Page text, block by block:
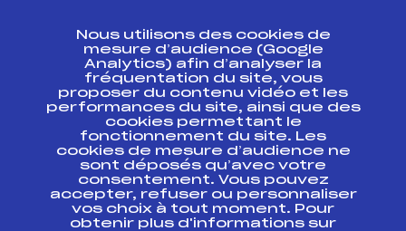
Ressources
Pass’Neige
Projet sportif fédéral
Projet de performance fédéral
Antidopage
Pôle Développement, Formation, Suivi
Scientifique
Listes ministérielles
Nous utilisons des cookies de
mesure d’audience (Google
Analytics) afin d’analyser la
fréquentation du site, vous
proposer du contenu vidéo et les
performances du site, ainsi que des
cookies permettant le
fonctionnement du site. Les
cookies de mesure d’audience ne
sont déposés qu’avec votre
consentement. Vous pouvez
accepter, refuser ou personnaliser
vos choix à tout moment. Pour
obtenir plus d'informations sur